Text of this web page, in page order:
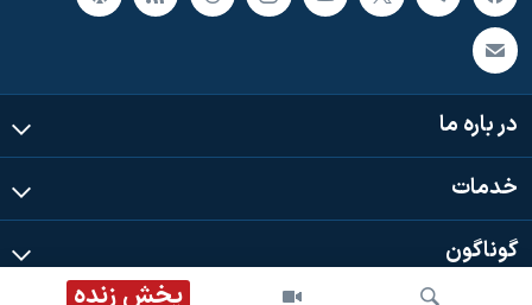
پخش زنده
در باره ما
خدمات
گوناگون